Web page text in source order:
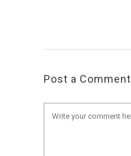
Post a Comment